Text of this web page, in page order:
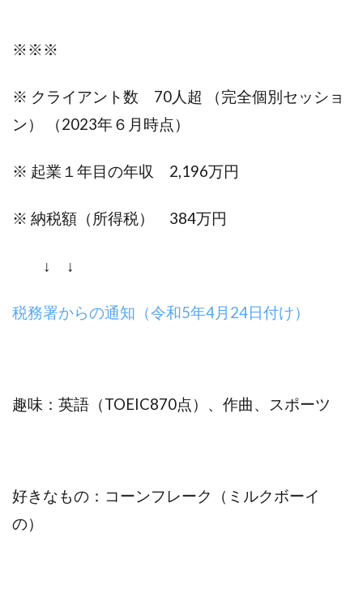
※※※
※ クライアント数 70人超 （完全個別セッショ
ン） （2023年６月時点）
※ 起業１年目の年収 2,196万円
※ 納税額（所得税） 384万円
↓ ↓
税務署からの通知（令和5年4月24日付け）
趣味：英語（TOEIC870点）、作曲、スポーツ
好きなもの：コーンフレーク（ミルクボーイ
の）